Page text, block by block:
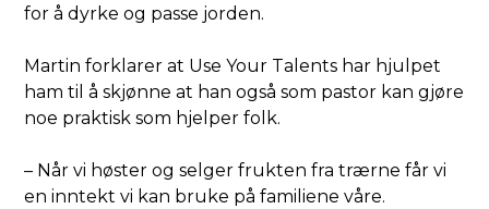
for å dyrke og passe jorden.
Martin forklarer at Use Your Talents har hjulpet
ham til å skjønne at han også som pastor kan gjøre
noe praktisk som hjelper folk.
– Når vi høster og selger frukten fra trærne får vi
en inntekt vi kan bruke på familiene våre.